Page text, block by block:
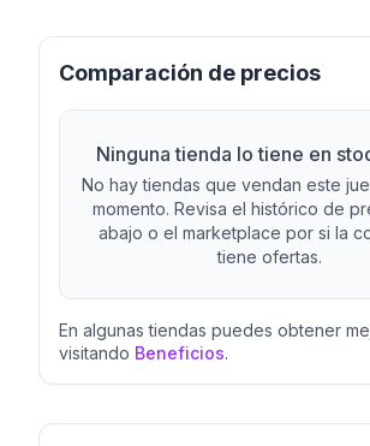
Comparación de precios
Ninguna tienda lo tiene en
No hay tiendas que vendan este
momento. Revisa el histórico de
abajo o el marketplace por si la
tiene ofertas.
En algunas tiendas puedes obtener
visitando Beneficios.